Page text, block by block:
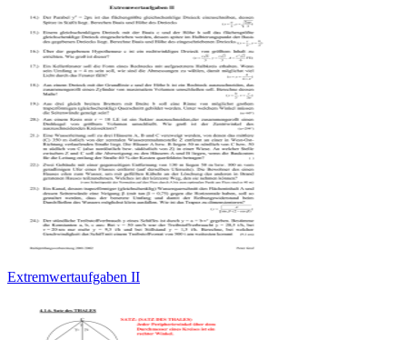
Extremwertaufgaben II